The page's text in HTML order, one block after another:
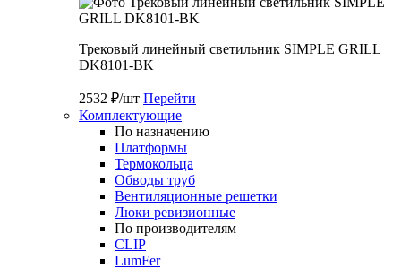
Трековый линейный светильник SIMPLE GRILL
DK8101-BK
2532 ₽/шт Перейти
Комплектующие
По назначению
Платформы
Термокольца
Обводы труб
Вентиляционные решетки
Люки ревизионные
По производителям
CLIP
LumFer